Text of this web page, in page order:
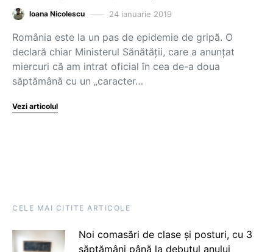
Ioana Nicolescu 24 ianuarie 2019
România este la un pas de epidemie de gripă. O
declară chiar Ministerul Sănătății, care a anunțat
miercuri că am intrat oficial în cea de-a doua
săptămână cu un „caracter…
Vezi articolul
CELE MAI CITITE ARTICOLE
Noi comasări de clase și posturi, cu 3
săptămâni până la debutul anului